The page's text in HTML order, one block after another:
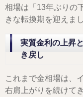
相場は「13年ぶりの
きな転換期を迎えまし
実質金利の上昇
き戻し
これまで金相場は、
右肩上がりを続けて